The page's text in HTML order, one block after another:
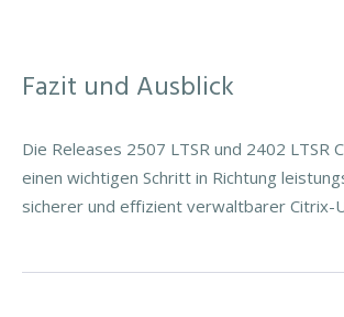
Fazit und Ausblick
Die Releases 2507 LTSR und 2402 LTSR
einen wichtigen Schritt in Richtung
sicherer und effizient verwaltbarer Citrix-